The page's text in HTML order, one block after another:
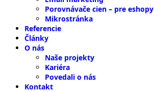
Porovnávače cien – pre eshopy
Mikrostránka
Referencie
Články
O nás
Naše projekty
Kariéra
Povedali o nás
Kontakt